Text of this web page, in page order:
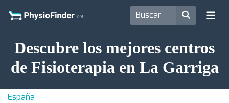
Descubre los mejores centros
de Fisioterapia en La Garriga
España